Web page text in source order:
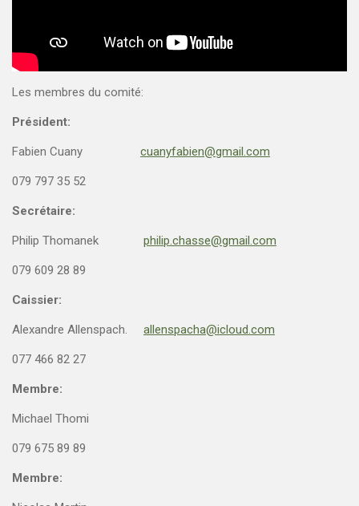
Les membres du comité:
Président:
Fabien Cuany cuanyfabien@gmail.com
079 797 35 52
Secrétaire:
Philip Thomanek philip.chasse@gmail.com
079 609 28 89
Caissier:
Alexandre Allenspach. allenspacha@icloud.com
077 466 82 27
Membre:
Michael Thomi
079 675 89 89
Membre: